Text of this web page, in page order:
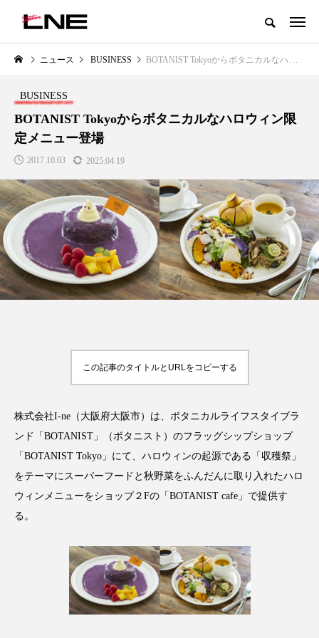
グローバルビューティ＆ヘルスケアビジネス誌
LIFESTYLE
SNSの「加工顔」と美容医療｜AI
がもたらす可能性とこれから
2026.07.13
BUSINESS
GWI調査から読み解く2030年の
都市型スパ――身近なウェルネ
の次世代モデル
2026.08.06
TAG LIST タグ一覧
Instagram SaaS SNS
アスタキサンチン
アスレジャーコスメ アレルギー アロマ
ニュース BUSINESS BOTANIST Tokyoからボタニカルなハロウィン限定メニュー登場
BUSINESS
BOTANIST Tokyoからボタニカルなハロウィン限
定メニュー登場
2017.10.03 2025.04.19
この記事のタイトルとURLをコピーする
株式会社I-ne（大阪府大阪市）は、ボタニカルライフスタイブラ
ンド「BOTANIST」（ボタニスト）のフラッグシップショップ
「BOTANIST Tokyo」にて、ハロウィンの起源である「収穫祭」
をテーマにスーパーフードと秋野菜をふんだんに取り入れたハロ
ウィンメニューをショップ２Fの「BOTANIST cafe」で提供す
る。